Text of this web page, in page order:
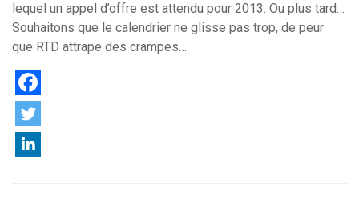
lequel un appel d’offre est attendu pour 2013. Ou plus tard…
Souhaitons que le calendrier ne glisse pas trop, de peur
que RTD attrape des crampes…